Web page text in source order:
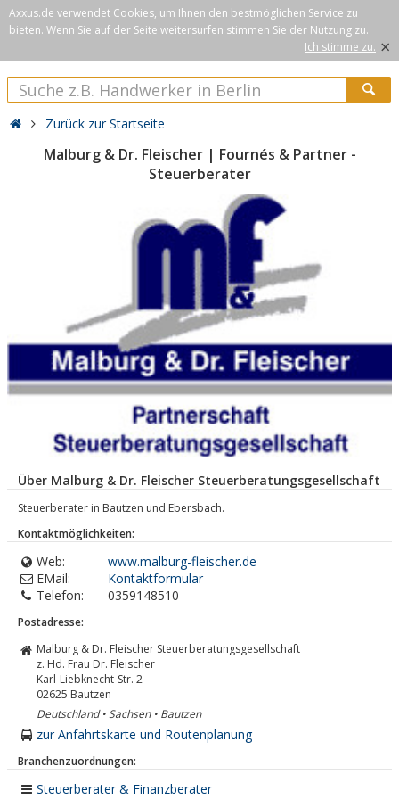
Axxus.de verwendet Cookies, um Ihnen den bestmöglichen Service zu
bieten. Wenn Sie auf der Seite weitersurfen stimmen Sie der Nutzung zu.
Ich stimme zu. ×
Zurück zur Startseite
Malburg & Dr. Fleischer | Fournés & Partner -
Steuerberater
Über Malburg & Dr. Fleischer Steuerberatungsgesellschaft
Steuerberater in Bautzen und Ebersbach.
Kontaktmöglichkeiten:
Web:
www.malburg-fleischer.de
EMail:
Kontaktformular
Telefon:
0359148510
Postadresse:
Malburg & Dr. Fleischer Steuerberatungsgesellschaft
z. Hd. Frau Dr. Fleischer
Karl-Liebknecht-Str. 2
02625 Bautzen
Deutschland • Sachsen • Bautzen
zur Anfahrtskarte und Routenplanung
Branchenzuordnungen:
Steuerberater & Finanzberater